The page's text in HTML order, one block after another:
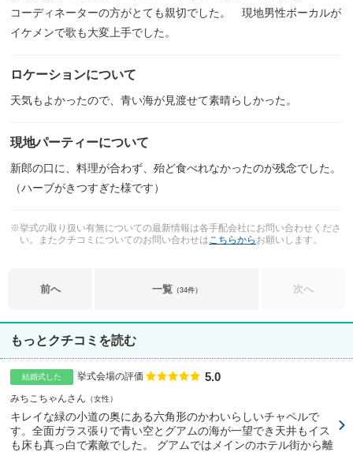
コーディネーターの方がとても親切でした。 現地男性ボーカルが
イケメンで歌も大変上手でした。
ロケーションについて
天気もよかったので、青い海が見渡せて素晴らしかった。
現地パーティーについて
新郎の口に、料理が合わず、殆ど食べれなかったのが残念でした。
（ハーブがきつすぎた様です）
※挙式の取り扱い有無についての最新情報は各手配会社にお問い合わせくださ
い。またクチコミについてのお問い合わせはこちらから お願いします。
前へ 一覧（34件） 次へ
もっとクチコミを読む
結婚式した 挙式会場の評価 点数
5.0
みちこちゃんさん 女性
キレイな緑の小道の奥にある六角形のかわいらしいチャペルで
す。全面ガラス張りで青い空とグアムの海が一望でき天井もイス
も床も真っ白で素敵でした。 グアムではメインのホテル街から離